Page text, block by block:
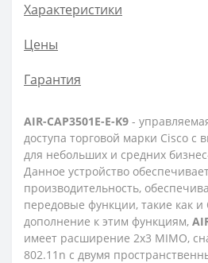
Характеристики
Цены
Гарантия
AIR-CAP3501E-E-K9 -
доступа торговой марки Cisco
для небольших и средних
Данное устройство
производительность,
передовые функции, такие как
дополнение к этим функциям,
имеет расширение 2x3 MIMO,
802.11n с двумя